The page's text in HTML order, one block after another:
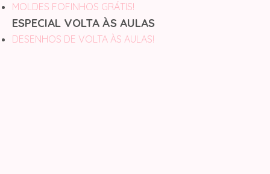
MOLDES FOFINHOS GRÁTIS!
ESPECIAL VOLTA ÀS AULAS
DESENHOS DE VOLTA ÀS AULAS!